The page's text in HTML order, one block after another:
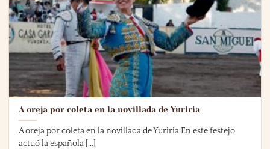
A oreja por coleta en la novillada de Yuriria
A oreja por coleta en la novillada de Yuriria En este festejo
actuó la española [...]